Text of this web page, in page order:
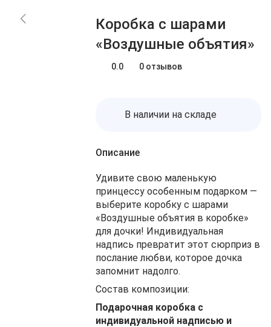
Блог
О нас
Заказы
Коробка с шарами
«Воздушные объятия»
0.0 0 отзывов
В наличии на складе
Описание
Удивите свою маленькую
принцессу особенным подарком —
выберите коробку с шарами
«Воздушные объятия в коробке»
для дочки! Индивидуальная
надпись превратит этот сюрприз в
послание любви, которое дочка
запомнит надолго.
Состав композиции:
Подарочная коробка с
индивидуальной надписью и